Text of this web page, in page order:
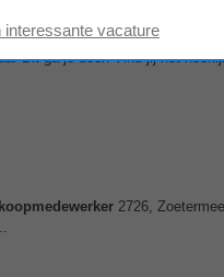
Dit ga je doen Vind jij het
2726,